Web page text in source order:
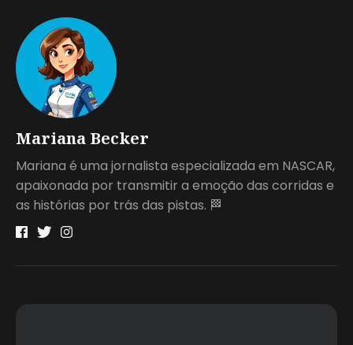
Mariana Becker
Mariana é uma jornalista especializada em NASCAR,
apaixonada por transmitir a emoção das corridas e
as histórias por trás das pistas. 🏁